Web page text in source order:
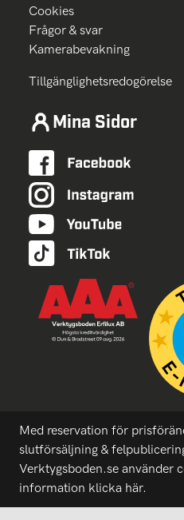
Cookies
Frågor & svar
Kamerabevakning
Tillgänglighetsredogörelse
Mina Sidor
Med reservation för
slutförsäljning &
Verktygsboden.se använder
information klicka här.